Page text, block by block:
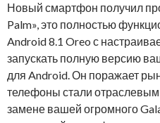
Новый смартфон получил
Palm», это полностью
Android 8.1 Oreo с
запускать полную версию
для Android. Он поражает
телефоны стали отраслевым
замене вашей огромного